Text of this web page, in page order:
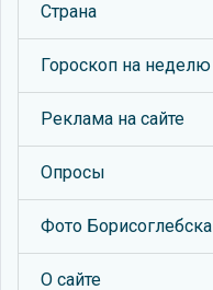
Страна
Гороскоп на неделю
Реклама на сайте
Опросы
Фото Борисоглебска
О сайте